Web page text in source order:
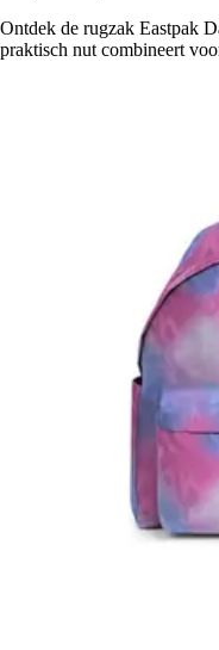
Ontdek de rugzak Eastpak
praktisch nut combineert